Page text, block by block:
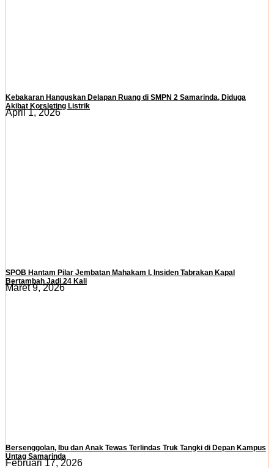
Kebakaran Hanguskan Delapan Ruang di SMPN 2 Samarinda, Diduga
Akibat Korsleting Listrik
April 1, 2026
SPOB Hantam Pilar Jembatan Mahakam I, Insiden Tabrakan Kapal
Bertambah Jadi 24 Kali
Maret 9, 2026
Bersenggolan, Ibu dan Anak Tewas Terlindas Truk Tangki di Depan Kampus
Untag Samarinda
Februari 17, 2026